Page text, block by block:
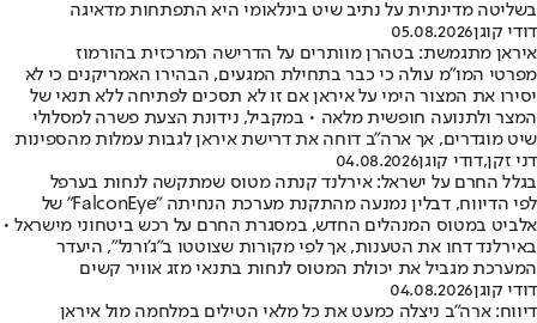
בשליטה מדינתית על נתיב שיט בינלאומי היא התפתחות מדאיגה
דודי קוגן05.08.2026
איראן מתגמשת: בטהרן מוותרים על הדרישה המרכזית בהורמוז
מפרטי המו"מ עולה כי כבר בתחילת המגעים, הבהירו האמריקנים כי לא
יסירו את המצור הימי על איראן אם זו לא תסכים לפתיחה ללא תנאי של
המצר ולתנועה חופשית מלאה • במקביל, נידונת הצעת פשרה למסלולי
שיט מוגדרים, אך ארה"ב דוחה את דרישת איראן לגבות עמלות מהספינות
דני זקן,דודי קוגן04.08.2026
בגלל החרם על ישראל: אירלנד קנתה מטוס שמתקשה לנחות בערפל
לפי הדיווח, דבלין נמנעה מהתקנת מערכת הנחיתה "FalconEye" של
אלביט במטוס המנהלים החדש, במסגרת החרם על רכש ביטחוני מישראל •
באירלנד דחו את הטענות, אך לפי מקורות שצוטטו ב"ג'ורנל", היעדר
המערכת מגביל את יכולת המטוס לנחות בתנאי מזג אוויר קשים
דודי קוגן04.08.2026
דיווח: ארה"ב ניצלה כמעט את כל מלאי הטילים במלחמה מול איראן